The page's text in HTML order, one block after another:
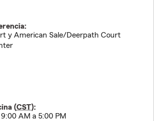
y American Sale/Deerpath Court
(CST):
AM a 5:00 PM